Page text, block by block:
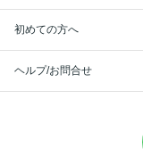
初めての方へ
ヘルプ/お問合せ